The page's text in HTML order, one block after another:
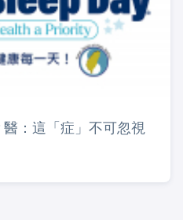
：這「症」不可忽視